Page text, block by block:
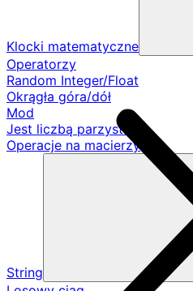
Klocki matematyczne
Operatorzy
Random Integer/Float
Okrągła góra/dół
Mod
Jest liczbą parzystą
Operacje na macierzy
String